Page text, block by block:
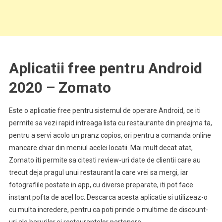
Aplicatii free pentru Android
2020 – Zomato
Este o aplicatie free pentru sistemul de operare Android, ce iti
permite sa vezi rapid intreaga lista cu restaurante din preajma ta,
pentru a servi acolo un pranz copios, ori pentru a comanda online
mancare chiar din meniul acelei locatii. Mai mult decat atat,
Zomato iti permite sa citesti review-uri date de clientii care au
trecut deja pragul unui restaurant la care vrei sa mergi, iar
fotografiile postate in app, cu diverse preparate, iti pot face
instant pofta de acel loc. Descarca acesta aplicatie si utilizeaz-o
cu multa incredere, pentru ca poti prinde o multime de discount-